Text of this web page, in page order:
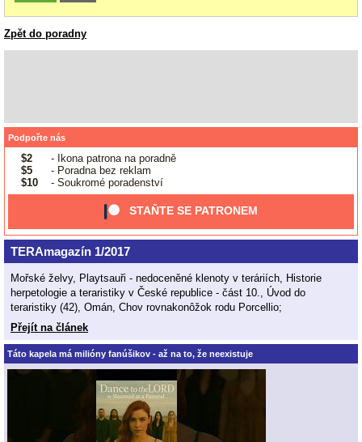
Zpět do poradny
Podpořte nás
$2
- Ikona patrona na poradně
$5
- Poradna bez reklam
$10
- Soukromé poradenství
STAŇTE SE PATRONEM
TERAmagazín 1/2017
Mořské želvy, Playtsauři - nedoceněné klenoty v teráriích, Historie
herpetologie a teraristiky v České republice - část 10., Úvod do
teraristiky (42), Omán, Chov rovnakonôžok rodu Porcellio;
Přejít na článek
Táto kapela má milióny fanúšikov - až na to, že neexistuje